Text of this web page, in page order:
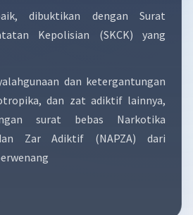
dibuktikan dengan Surat
Kepolisian (SKCK) yang
dan ketergantungan
dan zat adiktif lainnya,
surat bebas Narkotika
Zar Adiktif (NAPZA) dari